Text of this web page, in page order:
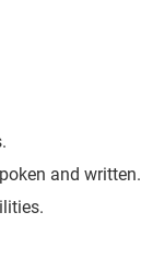
and written.